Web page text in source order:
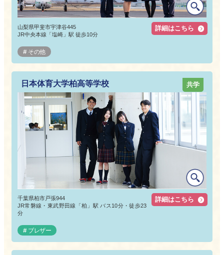
山梨県甲斐市宇津谷445
JR中央本線「塩崎」駅 徒歩10分
その他
詳細はこちら
日本体育大学柏高等学校
千葉県柏市戸張944
JR常磐線・東武野田線「柏」駅 バス10分・徒歩23
分
ブレザー
共学
詳細はこちら